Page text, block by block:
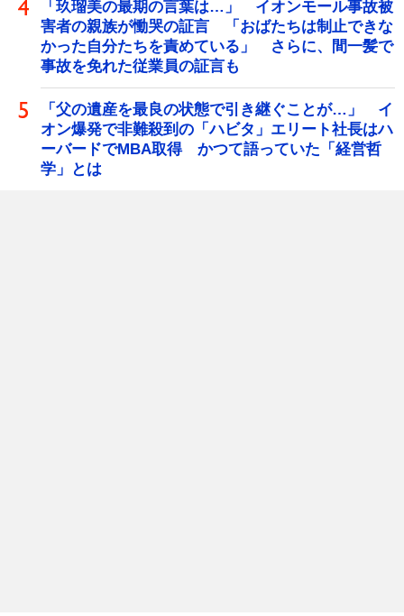
「玖瑠美の最期の言葉は…」 イオンモール事故被
害者の親族が慟哭の証言 「おばたちは制止できな
かった自分たちを責めている」 さらに、間一髪で
事故を免れた従業員の証言も
「父の遺産を最良の状態で引き継ぐことが…」 イ
オン爆発で非難殺到の「ハビタ」エリート社長はハ
ーバードでMBA取得 かつて語っていた「経営哲
学」とは